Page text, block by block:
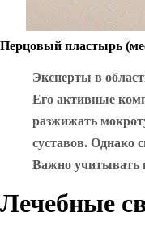
Перцовый пластырь
Эксперты в
Его активные
разжижать
суставов. Однако
Важно учитывать
Лечебные